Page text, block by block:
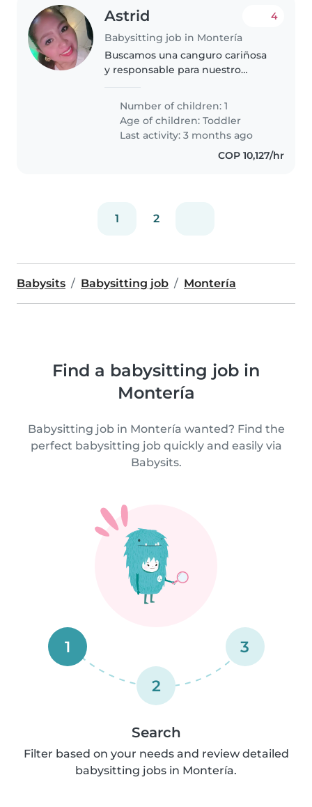
Astrid
Babysitting job in Montería
4
Buscamos una canguro cariñosa
y responsable para nuestro
encantaría encontrar a alguien
que disfrute cocinando y que
pueda..
Number of children: 1
Age of children:Toddler
Last activity: 3 months ago
COP 10,127/hr
1 2
Babysits Babysitting job Montería
Find a babysitting job in
Montería
Babysitting job in Montería wanted? Find the
perfect babysitting job quickly and easily via
Babysits.
1
2
3
Search
Filter based on your needs and review detailed
babysitting jobs in Montería.